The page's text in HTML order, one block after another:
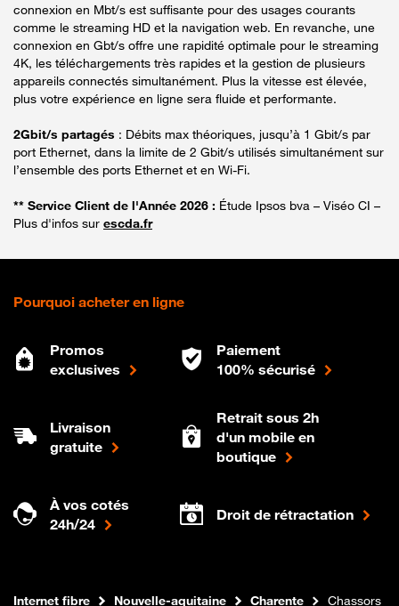
connexion en Mbt/s est suffisante pour des usages courants
comme le streaming HD et la navigation web. En revanche, une
connexion en Gbt/s offre une rapidité optimale pour le streaming
4K, les téléchargements très rapides et la gestion de plusieurs
appareils connectés simultanément. Plus la vitesse est élevée,
plus votre expérience en ligne sera fluide et performante.
2Gbit/s partagés : Débits max théoriques, jusqu’à 1 Gbit/s par
port Ethernet, dans la limite de 2 Gbit/s utilisés simultanément sur
l’ensemble des ports Ethernet et en Wi-Fi.
** Service Client de l'Année 2026 : Étude Ipsos bva – Viséo CI –
Plus d'infos sur escda.fr
Pourquoi acheter en ligne
Promos
exclusives
Paiement
100% sécurisé
Livraison
gratuite
Retrait sous 2h
d'un mobile en
boutique
À vos cotés
24h/24
Droit de rétractation
Boutique Orange
Internet fibre Nouvelle-aquitaine Charente Chassors